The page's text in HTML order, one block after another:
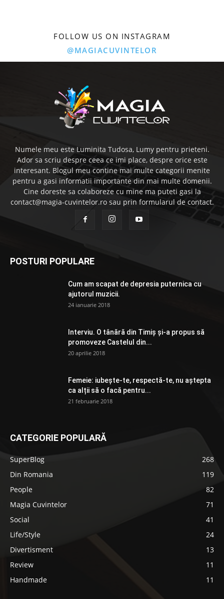
FOLLOW US ON INSTAGRAM
@MAGIACUVINTELOR
Numele meu este Luminita Tudosa, Lumy pentru prieteni.
Ador sa scriu despre ceea ce imi place, despre orice este
interesant. Blogul meu contine mai multe categorii menite
pentru a gasi informatii importante din mai multe domenii.
Cine doreste sa colaboreze cu mine ma puteti gasi la
contact@magia-cuvintelor.ro sau prin formularul de contact.
POSTURI POPULARE
Cum am scapat de depresia puternica cu
ajutorul muzicii.
24 ianuarie 2018
Interviu. O tânără din Timiș și-a propus să
promoveze Castelul din...
20 aprilie 2018
Femeie: iubește-te, respectă-te, nu aștepta
ca alții să o facă pentru...
21 februarie 2018
CATEGORIE POPULARĂ
SuperBlog
268
Din Romania
119
People
82
Magia Cuvintelor
71
Social
41
Life/Style
24
Divertisment
13
Review
11
Handmade
11